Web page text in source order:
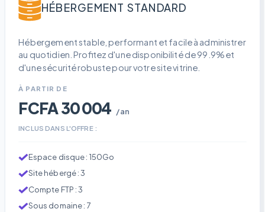
HÉBERGEMENT STANDARD
Hébergement stable, performant et facile à administrer
au quotidien. Profitez d'une disponibilité de 99.9% et
d'une sécurité robuste pour votre site vitrine.
À PARTIR DE
FCFA 30 004 /an
INCLUS DANS L'OFFRE :
Espace disque : 150Go
Site hébergé : 3
Compte FTP : 3
Sous domaine : 7